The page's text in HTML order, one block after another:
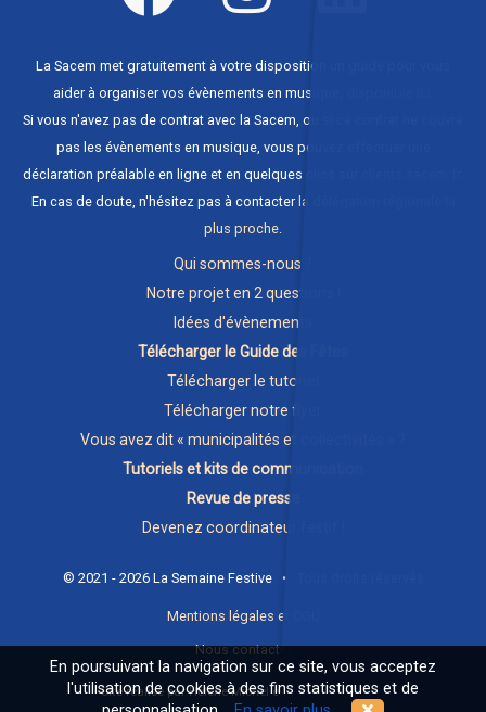
La Sacem met gratuitement à votre disposition un guide pour vous
aider à organiser vos évènements en musique,
Si vous n'avez pas de contrat avec la Sacem, ou si ce contrat ne couvre
pas les évènements en musique, vous pouvez effectuer une
déclaration préalable en ligne et en quelques clics sur
En cas de doute, n'hésitez pas à contacterla délégation régionale la
plus proche
Qui sommes-nous ?
Notre projet en 2 questions !
Idées d'évènements
Télécharger le Guide des Fêtes
Télécharger le tutoriel
Télécharger notre flyer
Vous avez dit « municipalités et collectivités » ?
Tutoriels et kits de communication
Revue de presse
Devenez coordinateur festif !
© 2021 - 2026 La Semaine Festive • Tous droits réservés
Mentions légales et CGU
Nous contacter
Site réalisé par Hélène Michel et samosate.com
En poursuivant la navigation sur ce site, vous acceptez
l'utilisation de cookies à des fins statistiques et de